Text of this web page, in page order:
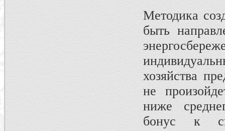
Методика
быть
хозяйства
не
ниже
бонус к